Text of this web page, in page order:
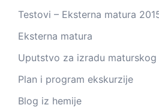
Testovi – Eksterna matura
Eksterna matura
Uputstvo za izradu maturskog
Plan i program ekskurzije
Blog iz hemije